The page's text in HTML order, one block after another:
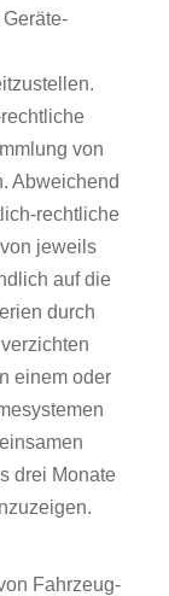
von
Abweichend
rechtliche
jeweils
auf die
durch
einem oder
drei Monate
Fahrzeug-